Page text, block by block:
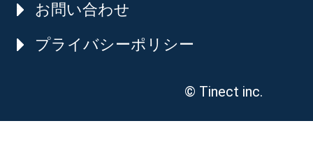
お問い合わせ
プライバシーポリシー
© Tinect inc.